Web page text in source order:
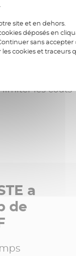
(radio, cuivre,
Division
dans
données
limiter les coûts
a
de
site et en dehors.
déposés en
sans accepter
cookies et traceurs